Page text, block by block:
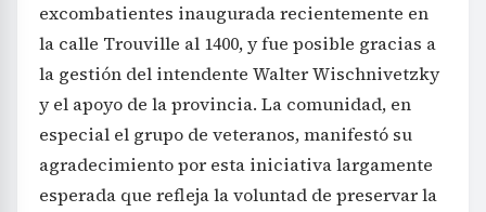
excombatientes inaugurada recientemente en
la calle Trouville al 1400, y fue posible gracias a
la gestión del intendente Walter Wischnivetzky
y el apoyo de la provincia. La comunidad, en
especial el grupo de veteranos, manifestó su
agradecimiento por esta iniciativa largamente
esperada que refleja la voluntad de preservar la